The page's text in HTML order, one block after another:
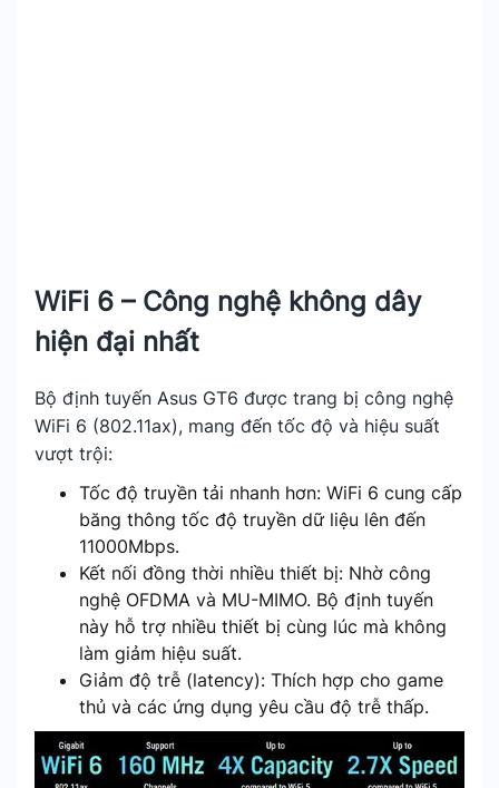
WiFi 6 – Công nghệ không dây
hiện đại nhất
Bộ định tuyến Asus GT6 được trang bị công nghệ
WiFi 6 (802.11ax), mang đến tốc độ và hiệu suất
vượt trội:
Tốc độ truyền tải nhanh hơn: WiFi 6 cung cấp
băng thông tốc độ truyền dữ liệu lên đến
11000Mbps.
Kết nối đồng thời nhiều thiết bị: Nhờ công
nghệ OFDMA và MU-MIMO. Bộ định tuyến
này hỗ trợ nhiều thiết bị cùng lúc mà không
làm giảm hiệu suất.
Giảm độ trễ (latency): Thích hợp cho game
thủ và các ứng dụng yêu cầu độ trễ thấp.